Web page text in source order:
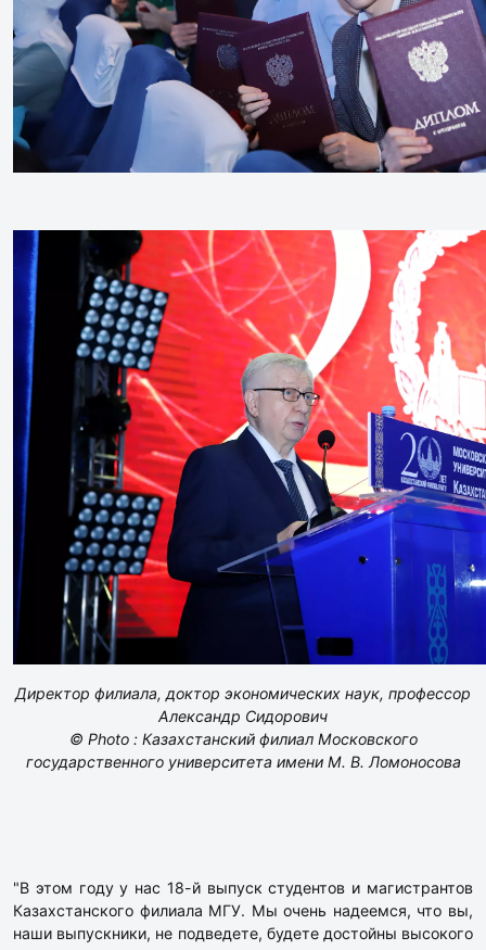
Директор филиала, доктор экономических наук, профессор
Александр Сидорович
© Photo : Казахстанский филиал Московского
государственного университета имени М. В. Ломоносова
"В этом году у нас 18-й выпуск студентов и магистрантов
Казахстанского филиала МГУ. Мы очень надеемся, что вы,
наши выпускники, не подведете, будете достойны высокого